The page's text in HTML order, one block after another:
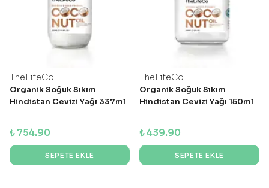
TheLifeCo
Organik Soğuk Sıkım
Hindistan Cevizi Yağı 337ml
₺ 754.90
SEPETE EKLE
TheLifeCo
Organik Soğuk Sıkım
Hindistan Cevizi Yağı 150ml
₺ 439.90
SEPETE EKLE